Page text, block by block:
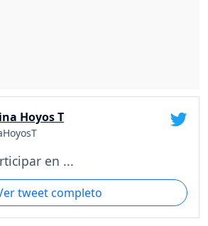
Hoyos T
en ...
tweet completo